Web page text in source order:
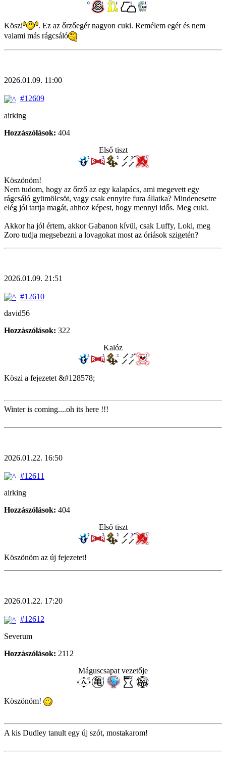
Köszi
. Ez az őrzőegér nagyon cuki. Remélem egér és nem
valami más rágcsáló
2026.01.09. 11:00
#12609
airking
Hozzászólások: 404
Első tiszt
Köszönöm!
Nem tudom, hogy az őrző az egy kalapács, ami megevett egy
rágcsáló gyümölcsöt, vagy csak ennyire fura állatka? Mindenesetre
elég jól tartja magát, ahhoz képest, hogy mennyi idős. Meg cuki.
Akkor ha jól értem, akkor Gabanon kívül, csak Luffy, Loki, meg
Zoro tudja megsebezni a lovagokat most az óriások szigetén?
2026.01.09. 21:51
#12610
david56
Hozzászólások: 322
Kalóz
Köszi a fejezetet &#128578;
Winter is coming....oh its here !!!
2026.01.22. 16:50
#12611
airking
Hozzászólások: 404
Első tiszt
Köszönöm az új fejezetet!
2026.01.22. 17:20
#12612
Severum
Hozzászólások: 2112
Máguscsapat vezetője
Köszönöm!
A kis Dudley tanult egy új szót, mostakarom!